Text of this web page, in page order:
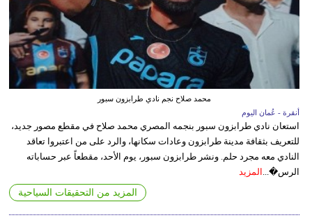
محمد صلاح نجم نادي طرابزون سبور
أنقرة - عُمان اليوم
استعان نادي طرابزون سبور بنجمه المصري محمد صلاح في مقطع مصور جديد،
للتعريف بثقافة مدينة طرابزون وعادات سكانها، والرد على من اعتبروا تعاقد
النادي معه مجرد حلم. ونشر طرابزون سبور، يوم الأحد، مقطعاً عبر حساباته
الرس�... المزيد
المزيد من التحقيقات السياحية